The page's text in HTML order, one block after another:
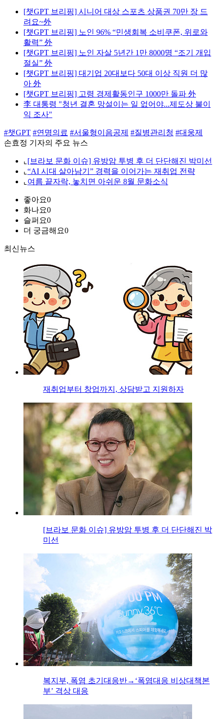
[챗GPT 브리핑] 시니어 대상 스포츠 상품권 70만 장 드
려요~外
[챗GPT 브리핑] 노인 96% “민생회복 소비쿠폰, 위로와
활력” 外
[챗GPT 브리핑] 노인 자살 5년간 1만 8000명 “조기 개입
절실” 外
[챗GPT 브리핑] 대기업 20대보다 50대 이상 직원 더 많
아 外
[챗GPT 브리핑] 고령 경제활동인구 1000만 돌파 外
李 대통령 "청년 결혼 망설이는 일 없어야...제도상 불이
익 조사"
#챗GPT #연명의료 #서울형이음공제 #질병관리청 #대웅제
손효정 기자의 주요 뉴스
⌞ [브라보 문화 이슈] 유방암 투병 후 더 단단해진 박미선
⌞ “AI 시대 살아남기” 경력을 이어가는 재취업 전략
⌞ 여름 끝자락, 놓치면 아쉬운 8월 문화소식
좋아요0
화나요0
슬퍼요0
더 궁금해요0
최신뉴스
재취업부터 창업까지, 상담받고 지원하자
[브라보 문화 이슈] 유방암 투병 후 더 단단해진 박
미선
복지부, 폭염 초기대응반→‘폭염대응 비상대책본
부’ 격상 대응